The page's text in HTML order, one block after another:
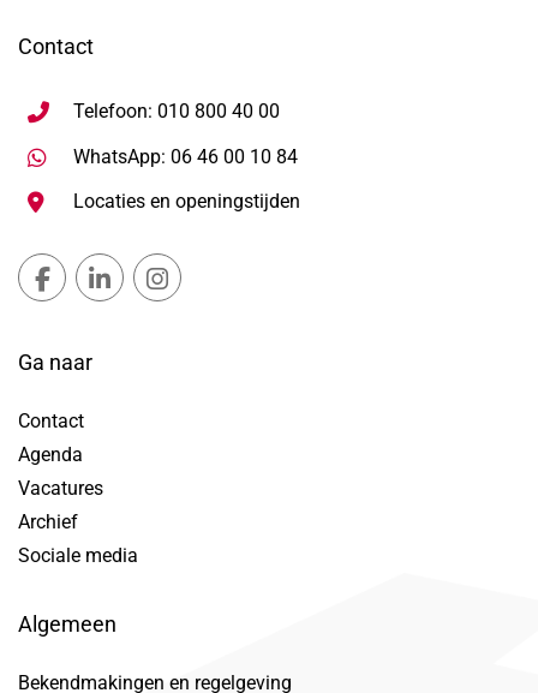
Contact
Telefoon: 010 800 40 00
WhatsApp: 06 46 00 10 84Stuur WhatsApp bericht,
Locaties en openingstijden
Gemeente Lansingerland Facebook, opent in nieuw
Gemeente Lansingerland LinkedIn, opent in
Ga naar
Contact
Agenda
Vacatures
Archief
Sociale media
Algemeen
Bekendmakingen en regelgeving